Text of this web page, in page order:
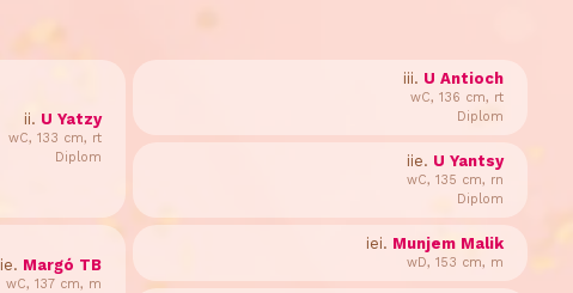
ii. U Yatzy
wC, 133 cm, rt
Diplom
iii. U Antioch
wC, 136 cm, rt
Diplom
iie. U Yantsy
wC, 135 cm, rn
Diplom
ie. Margó TB
wC, 137 cm, m
iei. Munjem Malik
wD, 153 cm, m